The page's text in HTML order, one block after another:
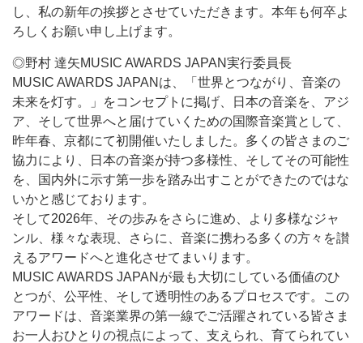
し、私の新年の挨拶とさせていただきます。本年も何卒よ
ろしくお願い申し上げます。
◎野村 達矢MUSIC AWARDS JAPAN実行委員長
MUSIC AWARDS JAPANは、「世界とつながり、音楽の
未来を灯す。」をコンセプトに掲げ、日本の音楽を、アジ
ア、そして世界へと届けていくための国際音楽賞として、
昨年春、京都にて初開催いたしました。多くの皆さまのご
協力により、日本の音楽が持つ多様性、そしてその可能性
を、国内外に示す第一歩を踏み出すことができたのではな
いかと感じております。
そして2026年、その歩みをさらに進め、より多様なジャ
ンル、様々な表現、さらに、音楽に携わる多くの方々を讃
えるアワードへと進化させてまいります。
MUSIC AWARDS JAPANが最も大切にしている価値のひ
とつが、公平性、そして透明性のあるプロセスです。この
アワードは、音楽業界の第一線でご活躍されている皆さま
お一人おひとりの視点によって、支えられ、育てられてい